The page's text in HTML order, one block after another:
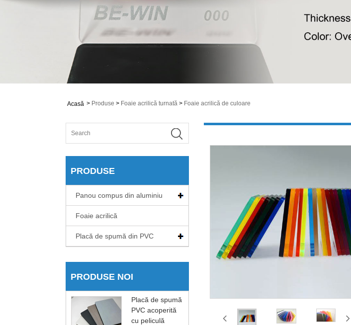
Acasă > Produse > Foaie acrilică turnată > Foaie acrilică de culoare
PRODUSE
Panou compus din aluminiu
Foaie acrilică
Placă de spumă din PVC
PRODUSE NOI
Placă de spumă
PVC acoperită
cu peliculă